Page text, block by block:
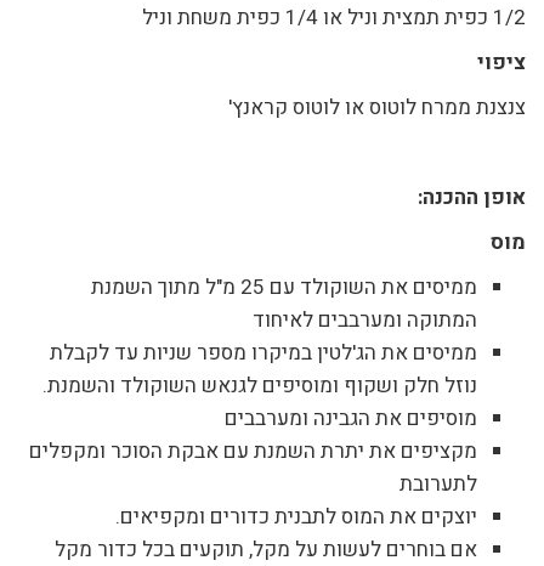
1/2 כפית תמצית וניל או 1/4 כפית משחת וניל
ציפוי
צנצנת ממרח לוטוס או לוטוס קראנץ'
אופן ההכנה:
מוס
ממיסים את השוקולד עם 25 מ"ל מתוך השמנת
המתוקה ומערבבים לאיחוד
ממיסים את הג'לטין במיקרו מספר שניות עד לקבלת
נוזל חלק ושקוף ומוסיפים לגנאש השוקולד והשמנת.
מוסיפים את הגבינה ומערבבים
מקציפים את יתרת השמנת עם אבקת הסוכר ומקפלים
לתערובת
יוצקים את המוס לתבנית כדורים ומקפיאים.
אם בוחרים לעשות על מקל, תוקעים בכל כדור מקל